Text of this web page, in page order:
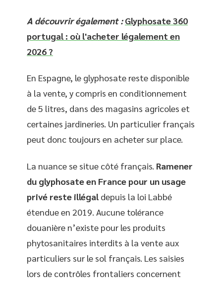
A découvrir également : Glyphosate 360
portugal : où l'acheter légalement en
2026 ?
En Espagne, le glyphosate reste disponible
à la vente, y compris en conditionnement
de 5 litres, dans des magasins agricoles et
certaines jardineries. Un particulier français
peut donc toujours en acheter sur place.
La nuance se situe côté français. Ramener
du glyphosate en France pour un usage
privé reste illégal depuis la loi Labbé
étendue en 2019. Aucune tolérance
douanière n’existe pour les produits
phytosanitaires interdits à la vente aux
particuliers sur le sol français. Les saisies
lors de contrôles frontaliers concernent